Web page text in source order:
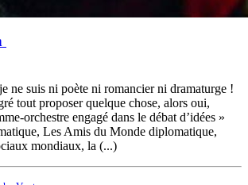
ne suis ni poète ni romancier ni dramaturge !
tout proposer quelque chose, alors oui,
orchestre engagé dans le débat d’idées »
Les Amis du Monde diplomatique,
mondiaux, la (...)